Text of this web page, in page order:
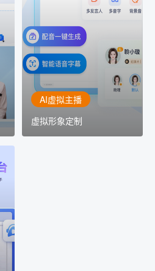
AI虚拟主播
虚拟形象定制
讯飞智作：让每一个内容
创作者高效生产灵活定制